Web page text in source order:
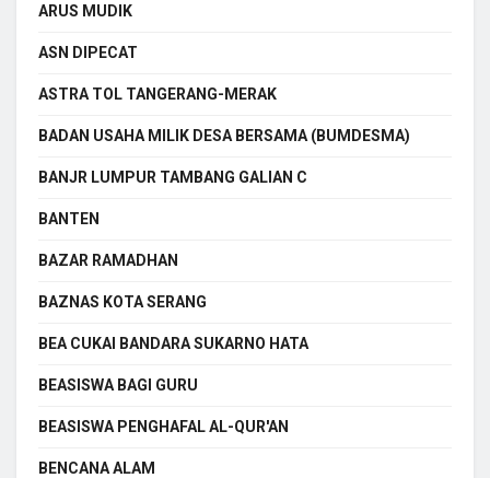
ARUS MUDIK
ASN DIPECAT
ASTRA TOL TANGERANG-MERAK
BADAN USAHA MILIK DESA BERSAMA (BUMDESMA)
BANJR LUMPUR TAMBANG GALIAN C
BANTEN
BAZAR RAMADHAN
BAZNAS KOTA SERANG
BEA CUKAI BANDARA SUKARNO HATA
BEASISWA BAGI GURU
BEASISWA PENGHAFAL AL-QUR'AN
BENCANA ALAM